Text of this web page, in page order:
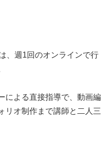
、週1回のオンラインで行
による直接指導で、動画編
リオ制作まで講師と二人三